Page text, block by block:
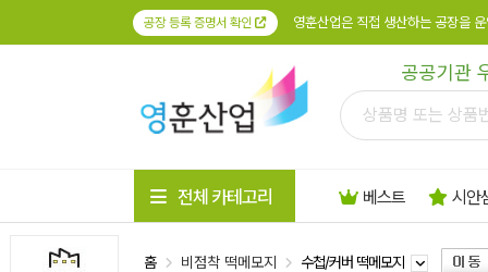
공장 등록 증명서 확인 영훈산업은 직접 생산하는 공장을
공공기관
전체 카테고리 베스트 시안
홈 비점착 떡메모지 수첩/커버 떡메모지